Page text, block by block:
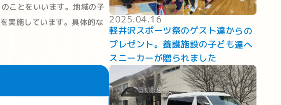
ことをいいます。地域の子
実施しています。具体的な 2025.04.16
軽井沢スポーツ祭のゲスト達からの
プレゼント。養護施設の子ども達へ
スニーカーが贈られました